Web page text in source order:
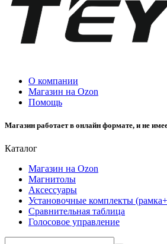
О компании
Магазин на Ozon
Помощь
Магазин работает в онлайн формате, и не
Каталог
Магазин на Ozon
Магнитолы
Аксессуары
Установочные комплекты
Сравнительная таблица
Голосовое управление